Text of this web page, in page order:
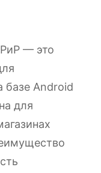
— это
базе Android
для